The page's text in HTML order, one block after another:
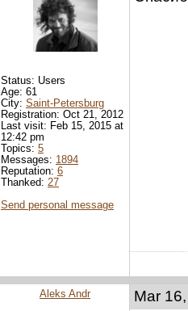
Status: Users
Age: 61
City: Saint-Petersburg
Registration: Oct 21, 2012
Last visit: Feb 15, 2015 at
12:42 pm
Topics: 5
Messages: 1894
Reputation: 6
Thanked: 27
Send personal message
Mar
Aleks Andr